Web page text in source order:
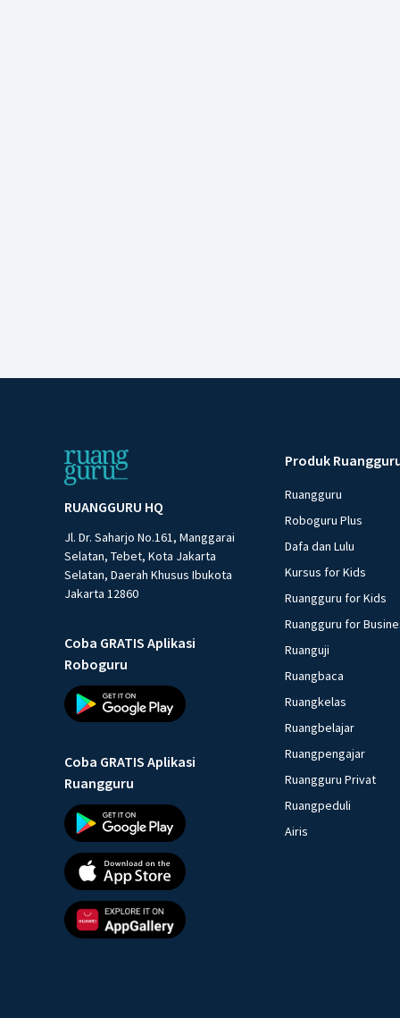
RUANGGURU HQ
Jl. Dr. Saharjo No.161, Manggarai
Selatan, Tebet, Kota Jakarta
Selatan, Daerah Khusus Ibukota
Jakarta 12860
Coba GRATIS Aplikasi
Roboguru
Coba GRATIS Aplikasi
Ruangguru
Produk
Ruangguru
Roboguru Plus
Dafa dan Lulu
Kursus for Kids
Ruangguru for Kids
Ruangguru for
Ruanguji
Ruangbaca
Ruangkelas
Ruangbelajar
Ruangpengajar
Ruangguru Privat
Ruangpeduli
Airis